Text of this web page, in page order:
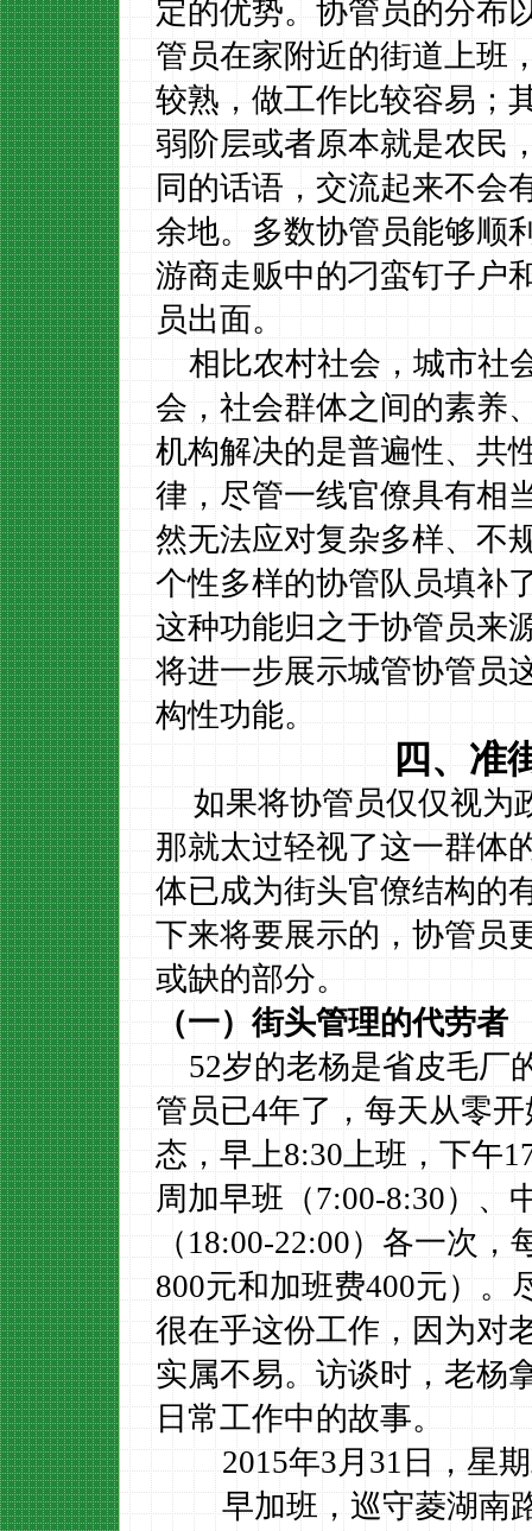
定的优势。协管员的分布
管员在家附近的街道上班
较熟，做工作比较容易；
弱阶层或者原本就是农民
同的话语，交流起来不会
余地。多数协管员能够顺
游商走贩中的刁蛮钉子户
员出面。
相比农村社会，城市社
会，社会群体之间的素养
机构解决的是普遍性、共
律，尽管一线官僚具有相
然无法应对复杂多样、不
个性多样的协管队员填补
这种功能归之于协管员来
将进一步展示城管协管员
构性功能。
四、准
如果将协管员仅仅视为
那就太过轻视了这一群体
体已成为街头官僚结构的
下来将要展示的，协管员
或缺的部分。
（一）街头管理的代劳者
52岁的老杨是省皮毛厂
管员已4年了，每天从零开
态，早上8:30上班，下午
周加早班（7:00-8:30）、
（18:00-22:00）各一次，
800元和加班费400元）。
很在乎这份工作，因为对
实属不易。访谈时，老杨
日常工作中的故事。
2015年3月31日，星
早加班，巡守菱湖南